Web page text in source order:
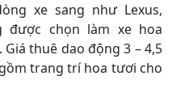
xe sang như Lexus,
được chọn làm xe hoa
thuê dao động 3 – 4,5
trang trí hoa tươi cho